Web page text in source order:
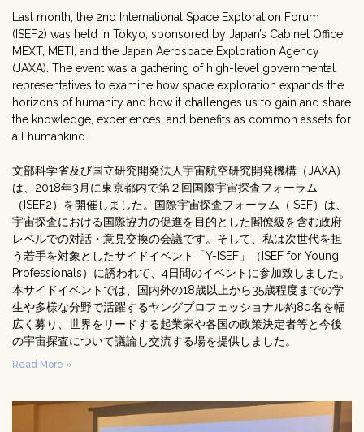
Last month, the 2nd International Space Exploration Forum
(ISEF2) was held in Tokyo, sponsored by Japan’s Cabinet Office,
MEXT, METI, and the Japan Aerospace Exploration Agency
(JAXA). The event was a gathering of high-level governmental
representatives to examine how space exploration expands the
horizons of humanity and how it challenges us to gain and share
the knowledge, experiences, and benefits as common assets for
all humankind.
文部科学省及び国立研究開発法人宇宙航空研究開発機構（JAXA）
は、2018年3月に東京都内で第２回国際宇宙探査フォーラム
（ISEF2）を開催しました。国際宇宙探査フォーラム（ISEF）は、
宇宙探査における国際協力の促進を目的とした閣僚級を含む政府
レベルでの対話・意見交換の会議です。そして、私は次世代を担
う若手を対象としたサイドイベント「Y-ISEF」（ISEF for Young
Professionals）に誘われて、4日間のイベントに参加致しました。
本サイドイベントでは、国内外の18歳以上から35歳程度までの学
生や多様な分野で活躍するヤングプロフェッショナル約80名を幅
広く募り、世界をリードする起業家や各国の政策決定者等と今後
の宇宙探査について議論し交流する場を提供しました。
Read More »